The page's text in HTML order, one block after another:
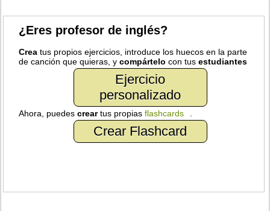
¿Eres profesor de inglés?
Crea tus propios ejercicios, introduce los huecos en la parte
de canción que quieras, ycompártelo con tusestudiantes
Ejercicio
personalizado
Ahora, puedescreartus propiasflashcards
Crear Flashcard